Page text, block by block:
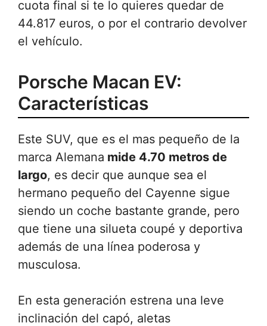
cuota final si te lo quieres quedar de
44.817 euros, o por el contrario devolver
el vehículo.
Porsche Macan EV:
Características
Este SUV, que es el mas pequeño de la
marca Alemana mide 4.70 metros de
largo, es decir que aunque sea el
hermano pequeño del Cayenne sigue
siendo un coche bastante grande, pero
que tiene una silueta coupé y deportiva
además de una línea poderosa y
musculosa.
En esta generación estrena una leve
inclinación del capó, aletas